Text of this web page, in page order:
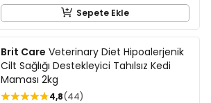
Sepete Ekle
Brit Care Veterinary Diet Hipoalerjenik
Cilt Sağlığı Destekleyici Tahılsız Kedi
Maması 2kg
4,8 44